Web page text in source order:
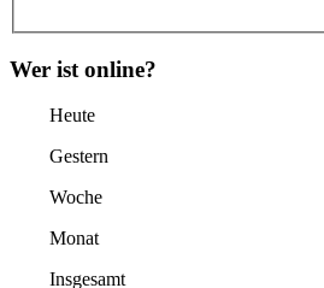
Wer ist online?
Heute
Gestern
Woche
Monat
Insgesamt